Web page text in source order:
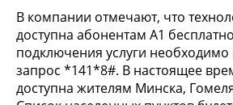
В компании отмечают, что
доступна абонентам А1
подключения услуги необходимо
запрос *141*8#. В настоящее
доступна жителям Минска,